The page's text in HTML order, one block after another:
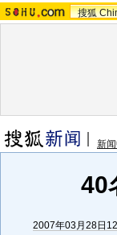
搜狐
新
40
2007年03月28日